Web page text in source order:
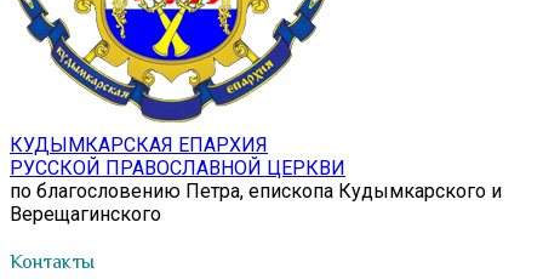
КУДЫМКАРСКАЯ ЕПАРХИЯ
РУССКОЙ ПРАВОСЛАВНОЙ ЦЕРКВИ
по благословению Петра, епископа Кудымкарского и
Верещагинского
Контакты